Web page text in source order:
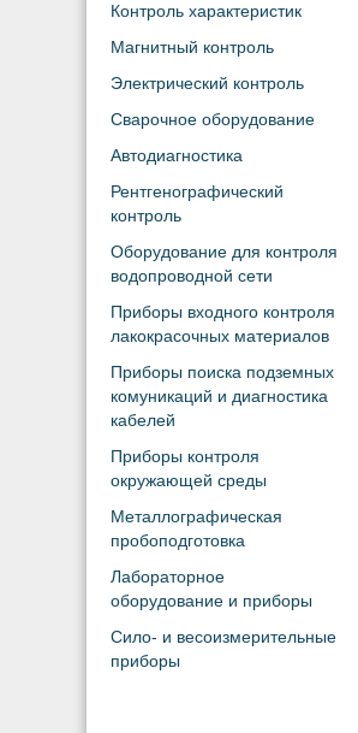
Контроль характеристик
Магнитный контроль
Электрический контроль
Сварочное оборудование
Автодиагностика
Рентгенографический
контроль
Оборудование для контроля
водопроводной сети
Приборы входного контроля
лакокрасочных материалов
Приборы поиска подземных
комуникаций и диагностика
кабелей
Приборы контроля
окружающей среды
Металлографическая
пробоподготовка
Лабораторное
оборудование и приборы
Сило- и весоизмерительные
приборы